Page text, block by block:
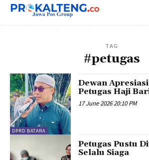
TAG
#petugas
DPRD BATARA
Dewan
Petugas Haji
17 June 2026 20:10 PM
Petugas Pustu
Selalu Siaga